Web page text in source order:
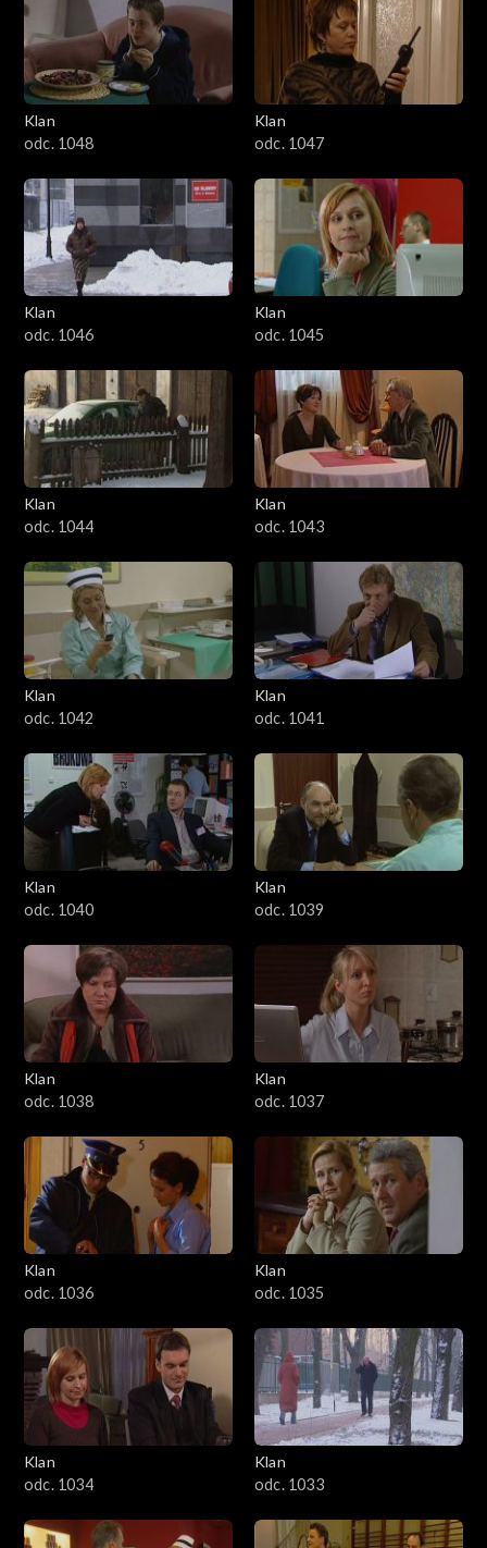
Klan
odc. 1048
Klan
odc. 1047
Klan
odc. 1046
Klan
odc. 1045
Klan
odc. 1044
Klan
odc. 1043
Klan
odc. 1042
Klan
odc. 1041
Klan
odc. 1040
Klan
odc. 1039
Klan
odc. 1038
Klan
odc. 1037
Klan
odc. 1036
Klan
odc. 1035
Klan
odc. 1034
Klan
odc. 1033